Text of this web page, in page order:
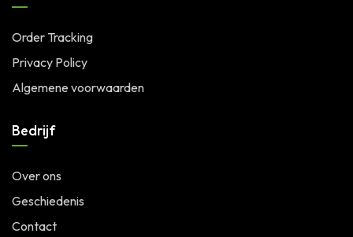
Order Tracking
Privacy Policy
Algemene voorwaarden
Bedrijf
Over ons
Geschiedenis
Contact